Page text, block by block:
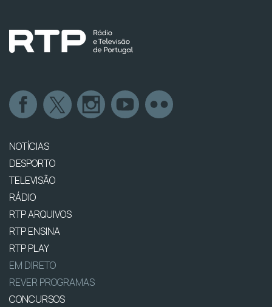
NOTÍCIAS
DESPORTO
TELEVISÃO
RÁDIO
RTP ARQUIVOS
RTP ENSINA
RTP PLAY
EM DIRETO
REVER PROGRAMAS
CONCURSOS